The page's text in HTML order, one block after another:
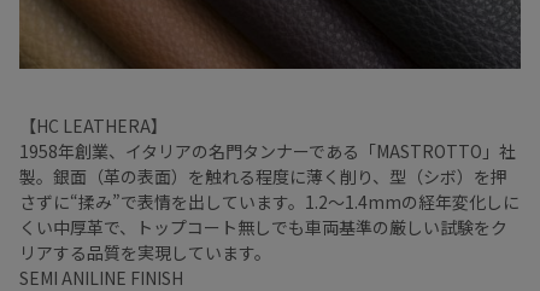
【HC LEATHERA】
1958年創業、イタリアの名門タンナーである「MASTROTTO」社
製。銀面（革の表面）を触れる程度に薄く削り、型（シボ）を押
さずに“揉み”で表情を出しています。1.2～1.4mmの経年変化しに
くい中厚革で、トップコート無しでも車両基準の厳しい試験をク
リアする品質を実現しています。
SEMI ANILINE FINISH